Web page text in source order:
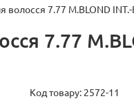
волосся 7.77 M.BLOND
7.77
Код товару: 2572-11